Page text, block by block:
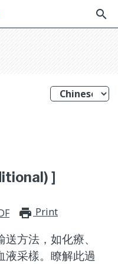
search
]
Print
方法，如化療、
液采樣。瞭解此過